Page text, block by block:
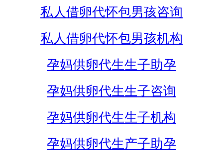
私人借卵代怀包男孩咨询
私人借卵代怀包男孩机构
孕妈供卵代生生子助孕
孕妈供卵代生生子咨询
孕妈供卵代生生子机构
孕妈供卵代生产子助孕